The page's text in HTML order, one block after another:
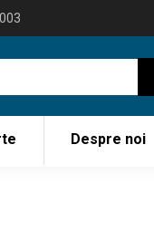
Despre noi